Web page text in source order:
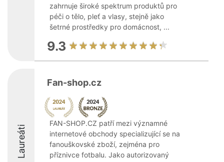
zahrnuje široké spektrum produktů pro
péči o tělo, pleť a vlasy, stejně jako
šetrné prostředky pro domácnost, ...
9.3
Laureáti
Fan-shop.cz
FAN-SHOP.CZ patří mezi významné
internetové obchody specializující se na
fanouškovské zboží, zejména pro
příznivce fotbalu. Jako autorizovaný